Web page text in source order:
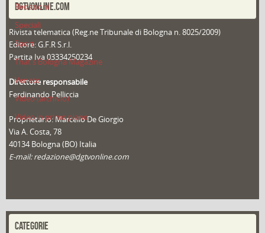
Redazioni
Speciali
Sport
That's Bologna Magazine
Veneto
Video (archivio)
Video in primo piano
DGTVONLINE.COM
Rivista telematica (Reg.ne Tribunale di Bologna n. 8025/2009)
Editore: G.F.R S.r.l.
Partita Iva 03334250234
Direttore responsabile
Ferdinando Pelliccia
Proprietario: Marcello De Giorgio
Via A. Costa, 78
40134 Bologna (BO) Italia
E-mail: redazione@dgtvonline.com
CATEGORIE